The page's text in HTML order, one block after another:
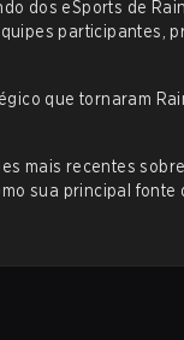
dos eSports de
participantes,
que tornaram
mais recentes
sua principal fonte